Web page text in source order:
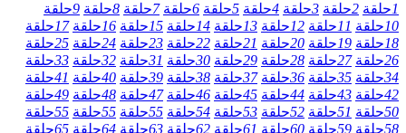
1حلقة 2حلقة 3حلقة 4حلقة 5حلقة 6حلقة 7حلقة 8حلقة 9حلقة
10حلقة 11حلقة 12حلقة 13حلقة 14حلقة 15حلقة 16حلقة 17حلقة
18حلقة 19حلقة 20حلقة 21حلقة 22حلقة 23حلقة 24حلقة 25حلقة
26حلقة 27حلقة 28حلقة 29حلقة 30حلقة 31حلقة 32حلقة 33حلقة
34حلقة 35حلقة 36حلقة 37حلقة 38حلقة 39حلقة 40حلقة 41حلقة
42حلقة 43حلقة 44حلقة 45حلقة 46حلقة 47حلقة 48حلقة 49حلقة
50حلقة 51حلقة 52حلقة 53حلقة 54حلقة 55حلقة 55حلقة 55حلقة
58حلقة 59حلقة 60حلقة 61حلقة 62حلقة 63حلقة 64حلقة 65حلقة